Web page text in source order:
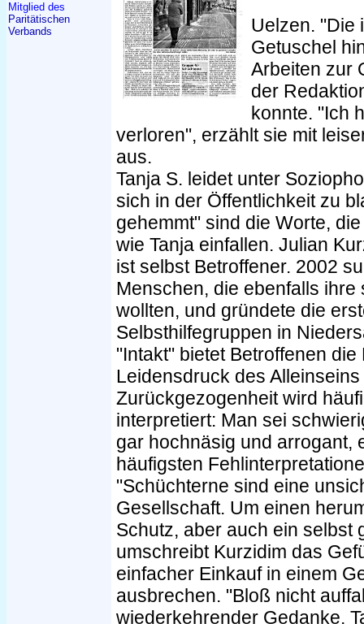
Mitglied des
Paritätischen
Verbands
Uelzen. "Die
Getuschel
Arbeiten zur
der
konnte. "Ich
verloren", erzählt sie mit
aus.
Tanja S. leidet unter
sich in der Öffentlichkeit zu
gehemmt" sind die Worte,
wie Tanja einfallen. Julian
ist selbst Betroffener. 2002
Menschen, die ebenfalls
wollten, und gründete die
Selbsthilfegruppen in
"Intakt" bietet Betroffenen
Leidensdruck des
Zurückgezogenheit wird
interpretiert: Man sei
gar hochnäsig und arrogant,
häufigsten
"Schüchterne sind eine
Gesellschaft. Um einen
Schutz, aber auch ein selbst
umschreibt Kurzidim das
einfacher Einkauf in einem
ausbrechen. "Bloß nicht
wiederkehrender Gedanke.